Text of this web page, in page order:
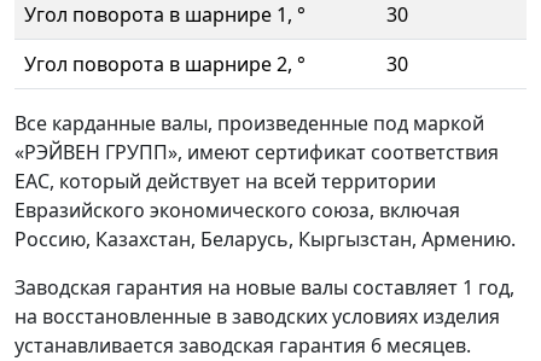
Угол поворота в шарнире 1, °
30
Угол поворота в шарнире 2, °
30
Все карданные валы, произведенные под маркой
«РЭЙВЕН ГРУПП», имеют сертификат соответствия
ЕАС, который действует на всей территории
Евразийского экономического союза, включая
Россию, Казахстан, Беларусь, Кыргызстан, Армению.
Заводская гарантия на новые валы составляет 1 год,
на восстановленные в заводских условиях изделия
устанавливается заводская гарантия 6 месяцев.